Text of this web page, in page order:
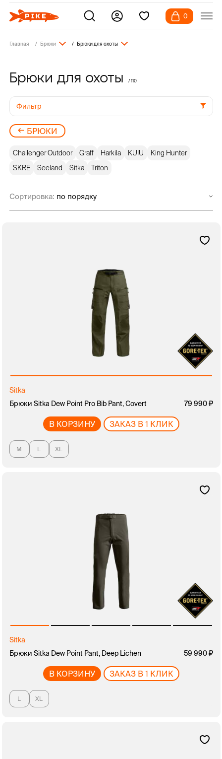
0
Главная Брюки Брюки для охоты
Брюки для охоты / 110
Фильтр
БРЮКИ
Challenger Outdoor Graff Harkila KUIU
King Hunter
SKRE
Seeland Sitka Triton
Сортировка:
Sitka
Брюки Sitka Dew Point Pro Bib Pant, Covert
79 990
В КОРЗИНУ ЗАКАЗ В 1 КЛИК
M L XL
Sitka
Брюки Sitka Dew Point Pant, Deep Lichen
59 990
В КОРЗИНУ ЗАКАЗ В 1 КЛИК
L XL